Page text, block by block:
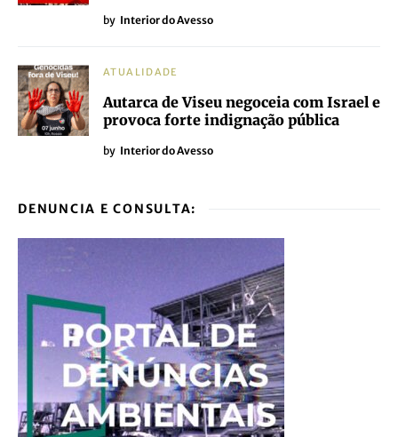
by Interior do Avesso
ATUALIDADE
Autarca de Viseu negoceia com Israel e
provoca forte indignação pública
by Interior do Avesso
DENUNCIA E CONSULTA: